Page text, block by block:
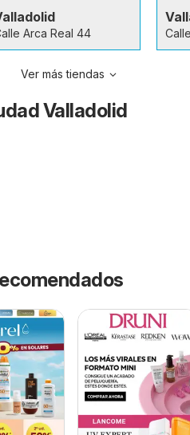
Arca Real 44
Ver más tiendas
Valladolid